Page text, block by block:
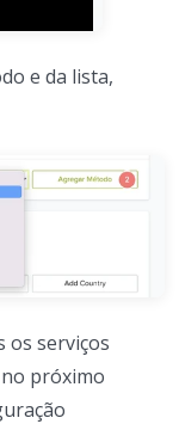
e da lista,
os serviços
próximo